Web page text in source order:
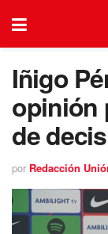
Iñigo
opinión
de
por Redacción